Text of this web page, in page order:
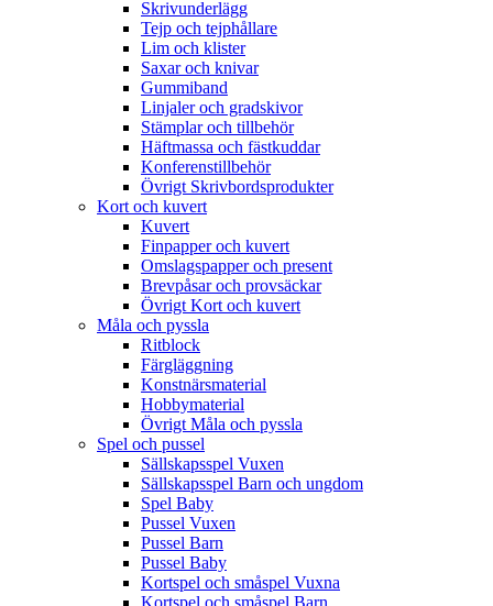
Skrivunderlägg
Tejp och tejphållare
Lim och klister
Saxar och knivar
Gummiband
Linjaler och gradskivor
Stämplar och tillbehör
Häftmassa och fästkuddar
Konferenstillbehör
Övrigt Skrivbordsprodukter
Kort och kuvert
Kuvert
Finpapper och kuvert
Omslagspapper och present
Brevpåsar och provsäckar
Övrigt Kort och kuvert
Måla och pyssla
Ritblock
Färgläggning
Konstnärsmaterial
Hobbymaterial
Övrigt Måla och pyssla
Spel och pussel
Sällskapsspel Vuxen
Sällskapsspel Barn och ungdom
Spel Baby
Pussel Vuxen
Pussel Barn
Pussel Baby
Kortspel och småspel Vuxna
Kortspel och småspel Barn